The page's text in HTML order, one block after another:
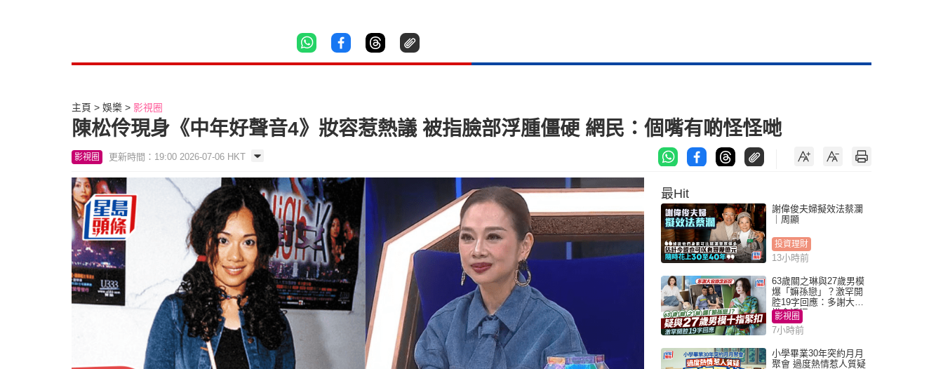
主頁 娛樂 影視圈
陳松伶現身《中年好聲音4》妝容惹熱議 被指臉部浮腫僵硬 網民：個嘴有啲怪怪哋
影視圈 更新時間：19:00 2026-07-06 HKT
最Hit
謝偉俊夫婦擬效法蔡瀾
｜周顯
投資理財
13小時前
63歲關之琳與27歲男模
爆「嫲孫戀」？激罕開
腔19字回應：多謝大家
掛念近況
影視圈
7小時前
小學畢業30年突約月月
聚會 過度熱情惹人質疑